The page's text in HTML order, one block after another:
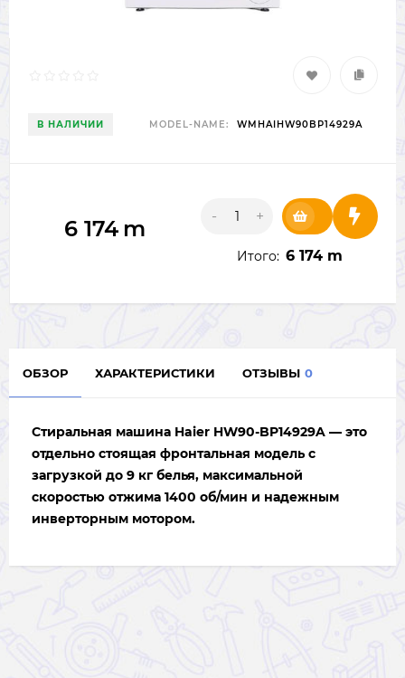
В НАЛИЧИИ MODEL-NAME: WMHAIHW90BP14929A
6 174 m - +
Итого: 6 174 m
ОБЗОР ХАРАКТЕРИСТИКИ ОТЗЫВЫ 0
Стиральная машина Haier HW90-BP14929A — это
отдельно стоящая фронтальная модель с
загрузкой до 9 кг белья, максимальной
скоростью отжима 1400 об/мин и надежным
инверторным мотором.